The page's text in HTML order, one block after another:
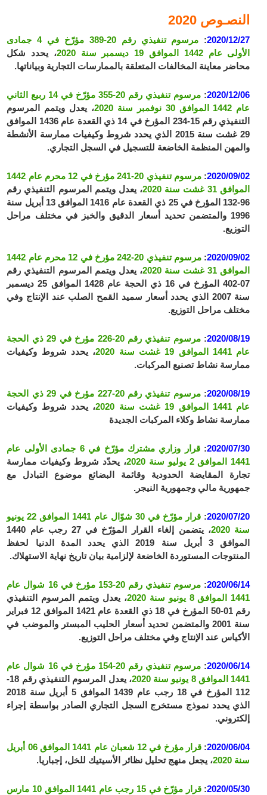
النصـوص 2020
2020/12/27
:
مرسوم تنفيذي رقم 20-389 مؤرّخ في 4 جمادى
الأولى عام 1442 الموافق 19 ديسمبر سنة 2020
، يحدد شكل
محاضر معاينة المخالفات المتعلقة بالممارسات التجارية وبياناتها.
2020/12/06
:
مرسوم تنفيذي رقم 20-355 مؤرّخ في 14 ربيع الثاني
عام 1442 الموافق 30 نوفمبر سنة 2020
، يعدل ويتمم المرسوم
التنفيذي رقم 15-234 المؤرخ في 14 ذي القعدة عام 1436 الموافق
29 غشت سنة 2015 الذي يحدد شروط وكيفيات ممارسة الأنشطة
والمهن المنظمة الخاضعة للتسجيل في السجل التجاري.
2020/09/02
:
مرسوم تنفيذي 20-241 مؤرخ في 12 محرم عام 1442
الموافق 31 غشت سنة 2020
، يعدل ويتمم المرسوم التنفيذي رقم
96-132 المؤرخ في 25 ذي القعدة عام 1416 الموافق 13 أبريل سنة
1996 والمتضمن تحديد أسعار الدقيق والخبز في مختلف مراحل
التوزيع.
2020/09/02
:
مرسوم تنفيذي 20-242 مؤرخ في 12 محرم عام 1442
الموافق 31 غشت سنة 2020
، يعدل ويتمم المرسوم التنفيذي رقم
07-402 المؤرخ في 16 ذي الحجة عام 1428 الموافق 25 ديسمبر
سنة 2007 الذي يحدد أسعار سميد القمح الصلب عند الإنتاج وفي
مختلف مراحل التوزيع.
2020/08/19
:
مرسوم تنفيذي رقم 20-226 مؤرخ في 29 ذي الحجة
عام 1441 الموافق 19 غشت سنة 2020
، يحدد شروط وكيفيات
ممارسة نشاط تصنيع المركبات.
2020/08/19
:
مرسوم تنفيذي رقم 20-227 مؤرخ في 29 ذي الحجة
عام 1441 الموافق 19 غشت سنة 2020
، يحدد شروط وكيفيات
ممارسة نشاط وكلاء المركبات الجديدة
2020/07/30
:
قرار وزاري مشترك مؤرّخ في 6 جمادى الأولى عام
1441 الموافق 2 يوليو سنة 2020
، يحدّد شروط وكيفيات ممارسة
تجارة المقايضة الحدودية وقائمة البضائع موضوع التبادل مع
جمهورية مالي وجمهورية النيجر.
2020/07/20
:
قرار مؤرّخ في 30 شوّال عام 1441 الموافق 22 يونيو
سنة 2020
، يتضمن إلغاء القرار المؤرّخ في 27 رجب عام 1440
الموافق 3 أبريل سنة 2019 الذي يحدد المدة الدنيا لحفظ
المنتوجات المستوردة الخاضعة لإلزامية بيان تاريخ نهاية الاستهلاك.
2020/06/14
:
مرسوم تنفيذي رقم 20-153 مؤرخ في 16 شوال عام
1441 الموافق 8 يونيو سنة 2020
، يعدل ويتمم المرسوم التنفيذي
رقم 01-50 المؤرخ في 18 ذي القعدة عام 1421 الموافق 12 فبراير
سنة 2001 والمتضمن تحديد أسعار الحليب المبستر والموضب في
الأكياس عند الإنتاج وفي مختلف مراحل التوزيع.
2020/06/14
:
مرسوم تنفيذي رقم 20-154 مؤرخ في 16 شوال عام
1441 الموافق 8 يونيو سنة 2020
، يعدل المرسوم التنفيذي رقم 18-
112 المؤرخ في 18 رجب عام 1439 الموافق 5 أبريل سنة 2018
الذي يحدد نموذج مستخرج السجل التجاري الصادر بواسطة إجراء
إلكتروني.
2020/06/04
:
قرار مؤرخ في 12 شعبان عام 1441 الموافق 06 أبريل
سنة 2020
، يجعل منهج تحليل نظائر الأسيتيك للخل، إجباريا.
2020/05/30
:
قرار مؤرّخ في 15 رجب عام 1441 الموافق 10 مارس